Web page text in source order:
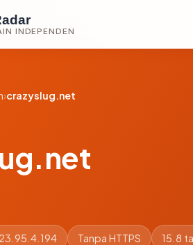
INDEPENDEN
›crazyslug.net
23.95.4.194 Tanpa HTTPS 15.8